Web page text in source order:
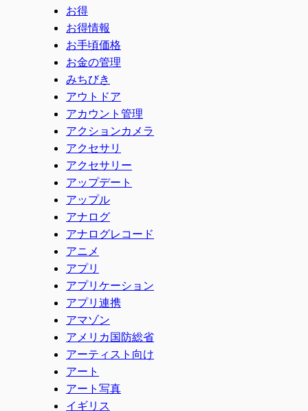
お得
お得情報
お手頃価格
お金の管理
みちびき
アウトドア
アカウント管理
アクションカメラ
アクセサリ
アクセサリー
アップデート
アップル
アナログ
アナログレコード
アニメ
アプリ
アプリケーション
アプリ連携
アマゾン
アメリカ国防総省
アーティスト向け
アート
アート写真
イギリス